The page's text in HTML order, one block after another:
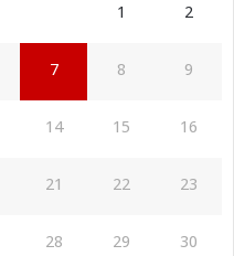
1 2
7 8 9
14 15 16
21 22 23
28 29 30